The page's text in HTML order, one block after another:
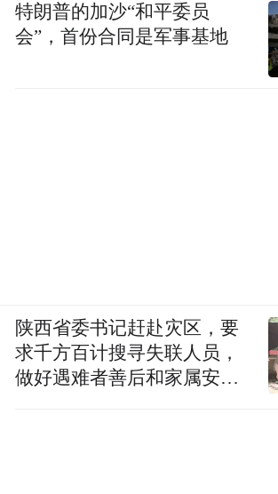
特朗普的加沙“和平委员
会”，首份合同是军事基地
陕西省委书记赶赴灾区，要
求千方百计搜寻失联人员，
做好遇难者善后和家属安抚